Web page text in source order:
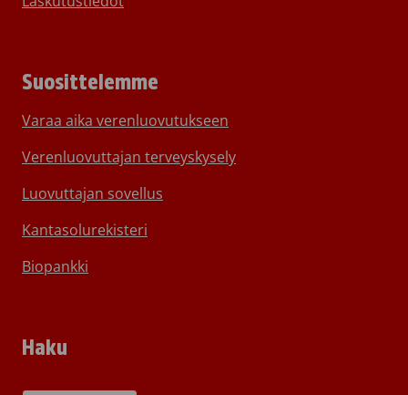
Suosittelemme
Varaa aika verenluovutukseen
Verenluovuttajan terveyskysely
Luovuttajan sovellus
Kantasolurekisteri
Biopankki
Haku